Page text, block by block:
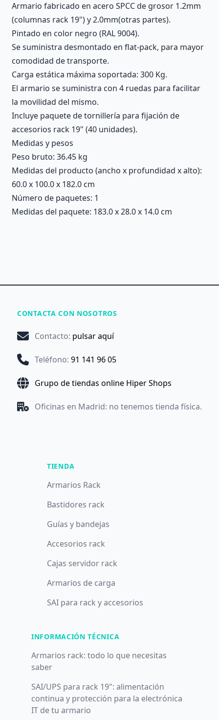
Armario fabricado en acero SPCC de grosor 1.2mm
(columnas rack 19") y 2.0mm(otras partes).
Pintado en color negro (RAL 9004).
Se suministra desmontado en flat-pack, para mayor
comodidad de transporte.
Carga estática máxima soportada: 300 Kg.
El armario se suministra con 4 ruedas para facilitar
la movilidad del mismo.
Incluye paquete de tornillería para fijación de
accesorios rack 19" (40 unidades).
Medidas y pesos
Peso bruto: 36.45 kg
Medidas del producto (ancho x profundidad x alto):
60.0 x 100.0 x 182.0 cm
Número de paquetes: 1
Medidas del paquete: 183.0 x 28.0 x 14.0 cm
CONTACTA CON NOSOTROS
Contacto: pulsar aquí
Teléfono: 91 141 96 05
Grupo de tiendas online Hiper Shops
Oficinas en Madrid: no tenemos tienda física.
TIENDA
Armarios Rack
Bastidores rack
Guías y bandejas
Accesorios rack
Cajas servidor rack
Armarios de carga
SAI para rack y accesorios
INFORMACIÓN TÉCNICA
Armarios rack: todo lo que necesitas
saber
SAI/UPS para rack 19": alimentación
continua y protección para la electrónica
IT de tu armario